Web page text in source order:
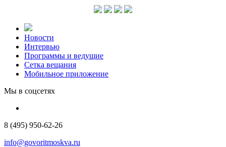
Новости
Интервью
Программы и ведущие
Сетка вещания
Мобильное приложение
Мы в соцсетях
8 (495) 950-62-26
info@govoritmoskva.ru